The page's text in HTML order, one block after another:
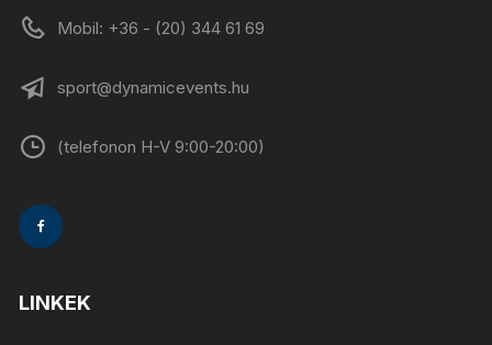
Mobil: +36 - (20) 344 61 69
sport@dynamicevents.hu
(telefonon H-V 9:00-20:00)
LINKEK